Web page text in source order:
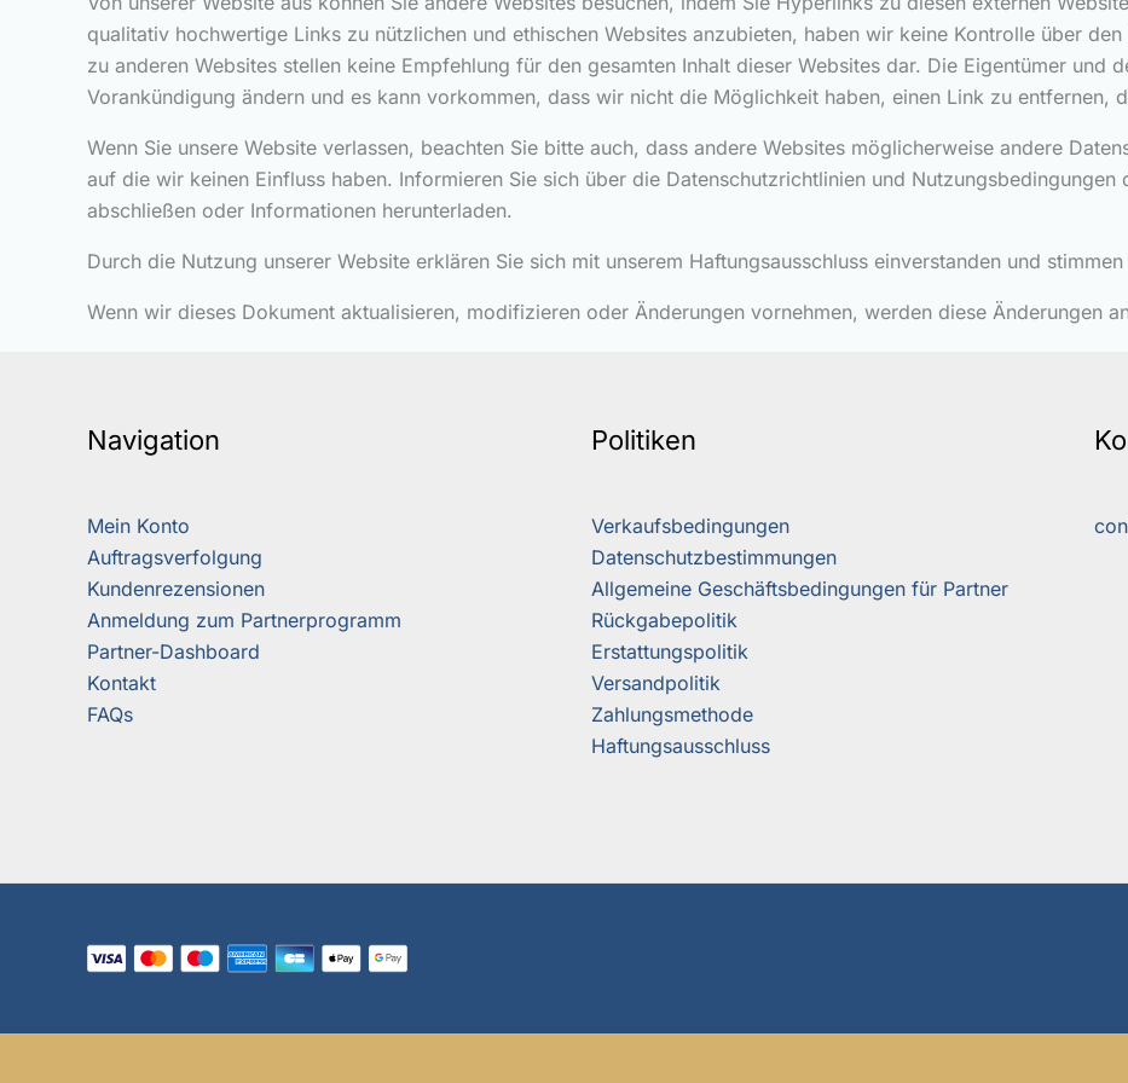
qualitativ hochwertige Links zu nützlichen und ethischen Websites anzubieten, haben wir keine Kontrolle über
zu anderen Websites stellen keine Empfehlung für den gesamten Inhalt dieser Websites dar. Die Eigentümer und
Vorankündigung ändern und es kann vorkommen, dass wir nicht die Möglichkeit haben, einen Link zu entfernen,
Wenn Sie unsere Website verlassen, beachten Sie bitte auch, dass andere Websites möglicherweise andere
auf die wir keinen Einfluss haben. Informieren Sie sich über die Datenschutzrichtlinien und Nutzungsbedingungen
abschließen oder Informationen herunterladen.
Durch die Nutzung unserer Website erklären Sie sich mit unserem Haftungsausschluss einverstanden und
Wenn wir dieses Dokument aktualisieren, modifizieren oder Änderungen vornehmen, werden diese Änderungen
Navigation
Mein Konto
Auftragsverfolgung
Kundenrezensionen
Anmeldung zum Partnerprogramm
Partner-Dashboard
Kontakt
FAQs
Politiken
Verkaufsbedingungen
Datenschutzbestimmungen
Allgemeine Geschäftsbedingungen für Partner
Rückgabepolitik
Erstattungspolitik
Versandpolitik
Zahlungsmethode
Haftungsausschluss